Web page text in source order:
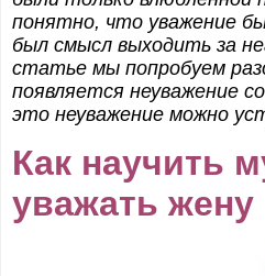
понятно, что уважение
был смысл выходить за
статье мы попробуем
появляется неуважение
это неуважение можно
Как научить
уважать жену